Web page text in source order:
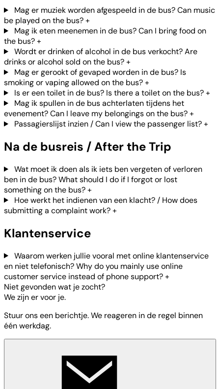
Mag er muziek worden afgespeeld in de bus? Can music
be played on the bus?+
Mag ik eten meenemen in de bus? Can I bring food on
the bus?+
Wordt er drinken of alcohol in de bus verkocht? Are
drinks or alcohol sold on the bus?+
Mag er gerookt of gevaped worden in de bus? Is
smoking or vaping allowed on the bus?+
Is er een toilet in de bus? Is there a toilet on the bus?+
Mag ik spullen in de bus achterlaten tijdens het
evenement? Can I leave my belongings on the bus?+
Passagierslijst inzien / Can I view the passenger list?+
Na de busreis / After the Trip
Wat moet ik doen als ik iets ben vergeten of verloren
ben in de bus? What should I do if I forgot or lost
something on the bus?+
Hoe werkt het indienen van een klacht? / How does
submitting a complaint work?+
Klantenservice
Waarom werken jullie vooral met online klantenservice
en niet telefonisch? Why do you mainly use online
customer service instead of phone support?+
Niet gevonden wat je zocht?
We zijn er voor je.
Stuur ons een berichtje. We reageren in de regel binnen
één werkdag.